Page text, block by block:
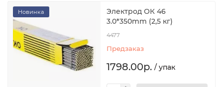
Новинка
Электрод ОК 46
3.0*350mm (2,5 кг)
4477
Предзаказ
1798.00р. / упак